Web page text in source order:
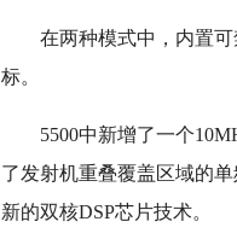
在两种模式中，内置
标。
5500中新增了一个
了发射机重叠覆盖区域的
新的双核DSP芯片技术。